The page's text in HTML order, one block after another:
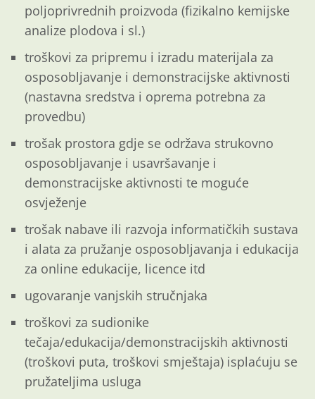
poljoprivrednih proizvoda (fizikalno kemijske
analize plodova i sl.)
troškovi za pripremu i izradu materijala za
osposobljavanje i demonstracijske aktivnosti
(nastavna sredstva i oprema potrebna za
provedbu)
trošak prostora gdje se održava strukovno
osposobljavanje i usavršavanje i
demonstracijske aktivnosti te moguće
osvježenje
trošak nabave ili razvoja informatičkih sustava
i alata za pružanje osposobljavanja i edukacija
za online edukacije, licence itd
ugovaranje vanjskih stručnjaka
troškovi za sudionike
tečaja/edukacija/demonstracijskih aktivnosti
(troškovi puta, troškovi smještaja) isplaćuju se
pružateljima usluga